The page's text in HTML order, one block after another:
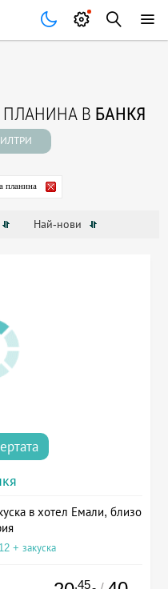
В БАНКЯ
планина
Най-нови
в хотел Емали, близо
+ закуска
.45